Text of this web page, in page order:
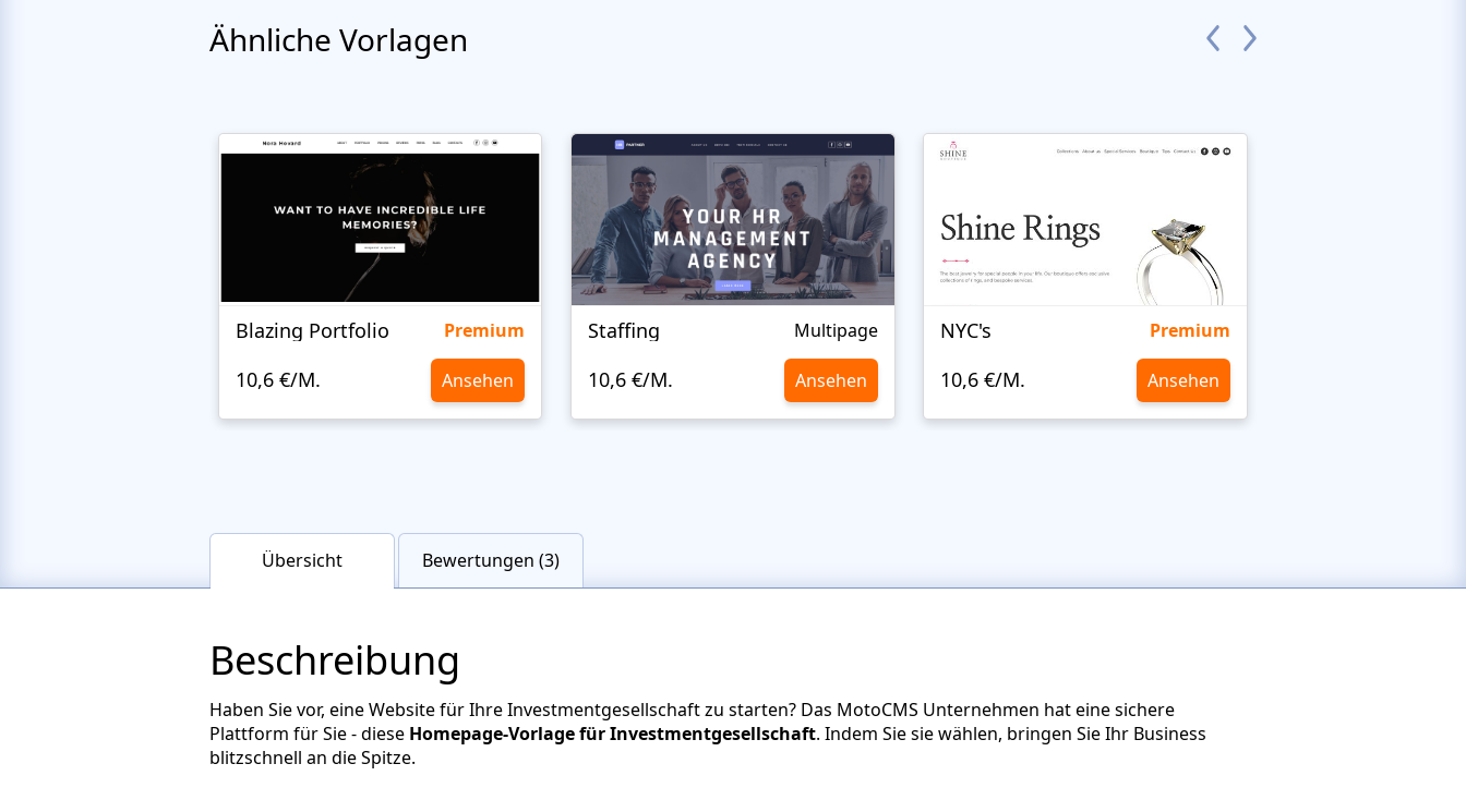
Ähnliche Vorlagen
Blazing Portfolio Premium
10,6 €/M. Ansehen
Staffing Multipage
10,6 €/M. Ansehen
NYC's Premium
10,6 €/M. Ansehen
Übersicht Bewertungen (3)
Beschreibung
Haben Sie vor, eine Website für Ihre Investmentgesellschaft zu starten? Das MotoCMS Unternehmen hat eine sichere
Plattform für Sie - diese Homepage-Vorlage für Investmentgesellschaft. Indem Sie sie wählen, bringen Sie Ihr Business
blitzschnell an die Spitze.